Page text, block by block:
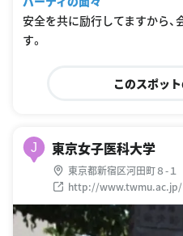
安全を共に励行してますから、
す。
このスポッ
J 東京女子医科大学
東京都新宿区河田町８-１
http://www.twmu.ac.jp/